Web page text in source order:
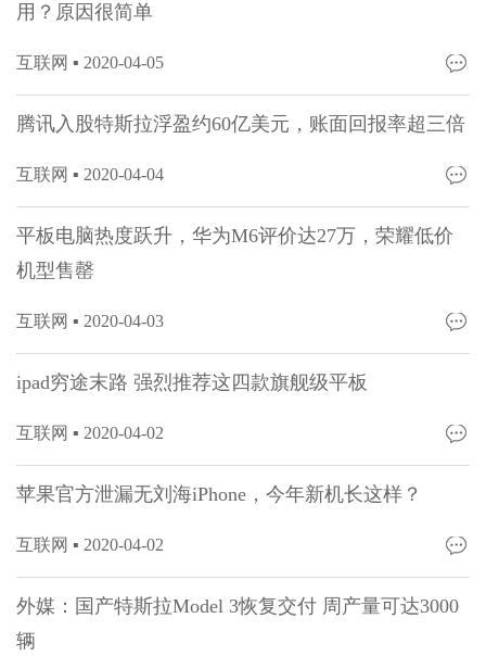
用？原因很简单
互联网 ▪ 2020-04-05
腾讯入股特斯拉浮盈约60亿美元，账面回报率超三倍
互联网 ▪ 2020-04-04
平板电脑热度跃升，华为M6评价达27万，荣耀低价
机型售罄
互联网 ▪ 2020-04-03
ipad穷途末路 强烈推荐这四款旗舰级平板
互联网 ▪ 2020-04-02
苹果官方泄漏无刘海iPhone，今年新机长这样？
互联网 ▪ 2020-04-02
外媒：国产特斯拉Model 3恢复交付 周产量可达3000
辆